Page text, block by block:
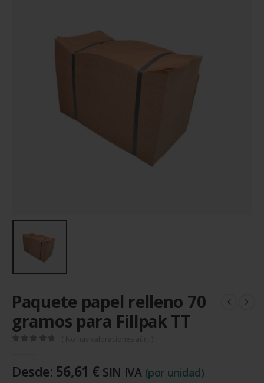
Paquete papel relleno 70
gramos para Fillpak TT
Desde: 56,61 € SIN IVA (por unidad)